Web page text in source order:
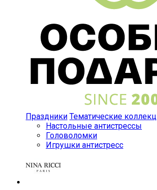
Праздники Тематические
Настольные антистрессы
Головоломки
Игрушки антистресс